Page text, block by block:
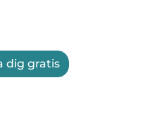
dig gratis